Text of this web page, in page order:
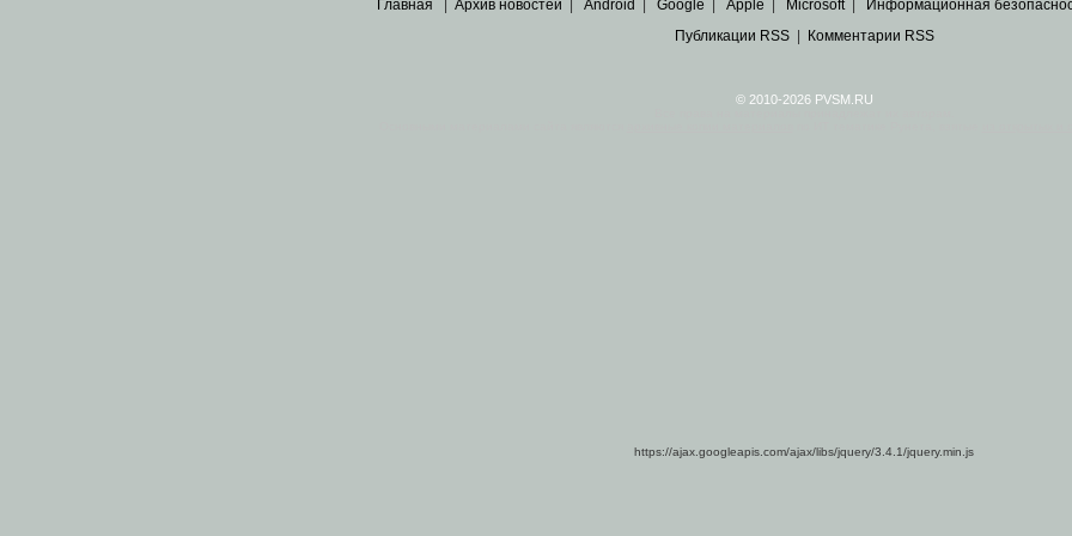
Главная Архив новостей Android Google Apple Microsoft| Информационная
Публикации RSS| Комментарии RSS
© 2010-2026 PVSM.RU
https://ajax.googleapis.com/ajax/libs/jquery/3.4.1/jquery.min.js